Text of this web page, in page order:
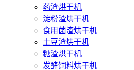
药渣烘干机
淀粉渣烘干机
食用菌渣烘干机
土豆渣烘干机
糖渣烘干机
发酵饲料烘干机